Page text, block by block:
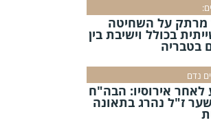
מרתק על השחיטה
בכולל וישיבת בין
בטבריה
נדם
לאחר אירוסיו: הבה"ח
ז"ל נהרג בתאונה